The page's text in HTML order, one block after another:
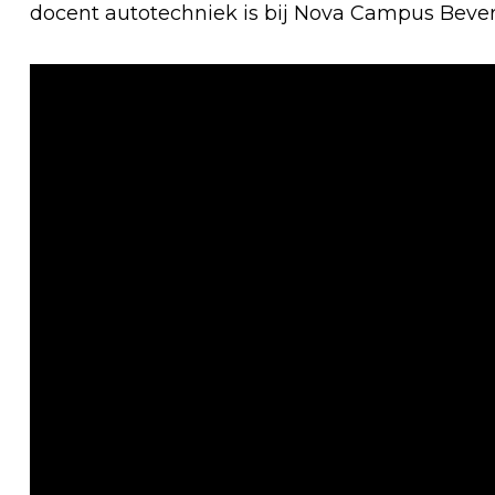
docent autotechniek is bij Nova Campus